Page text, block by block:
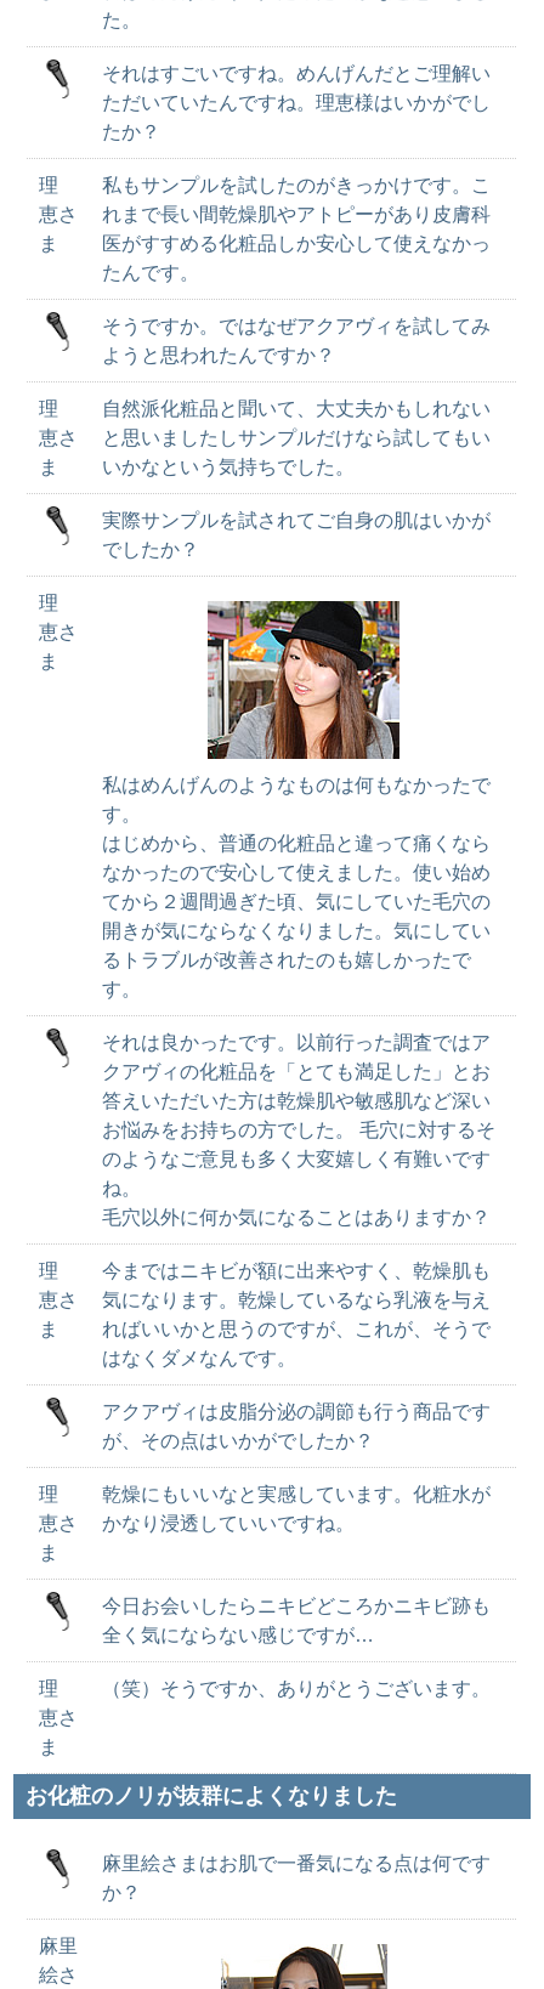
た。
それはすごいですね。めんげんだとご理解い
ただいていたんですね。理恵様はいかがでし
たか？
理
恵さ
ま
私もサンプルを試したのがきっかけです。こ
れまで長い間乾燥肌やアトピーがあり皮膚科
医がすすめる化粧品しか安心して使えなかっ
たんです。
そうですか。ではなぜアクアヴィを試してみ
ようと思われたんですか？
理
恵さ
ま
自然派化粧品と聞いて、大丈夫かもしれない
と思いましたしサンプルだけなら試してもい
いかなという気持ちでした。
実際サンプルを試されてご自身の肌はいかが
でしたか？
理
恵さ
ま
私はめんげんのようなものは何もなかったで
す。
はじめから、普通の化粧品と違って痛くなら
なかったので安心して使えました。使い始め
てから２週間過ぎた頃、気にしていた毛穴の
開きが気にならなくなりました。気にしてい
るトラブルが改善されたのも嬉しかったで
す。
それは良かったです。以前行った調査ではア
クアヴィの化粧品を「とても満足した」とお
答えいただいた方は乾燥肌や敏感肌など深い
お悩みをお持ちの方でした。 毛穴に対するそ
のようなご意見も多く大変嬉しく有難いです
ね。
毛穴以外に何か気になることはありますか？
理
恵さ
ま
今まではニキビが額に出来やすく、乾燥肌も
気になります。乾燥しているなら乳液を与え
ればいいかと思うのですが、これが、そうで
はなくダメなんです。
アクアヴィは皮脂分泌の調節も行う商品です
が、その点はいかがでしたか？
理
恵さ
ま
乾燥にもいいなと実感しています。化粧水が
かなり浸透していいですね。
今日お会いしたらニキビどころかニキビ跡も
全く気にならない感じですが…
理
恵さ
ま
（笑）そうですか、ありがとうございます。
お化粧のノリが抜群によくなりました
麻里絵さまはお肌で一番気になる点は何です
か？
麻里
絵さ